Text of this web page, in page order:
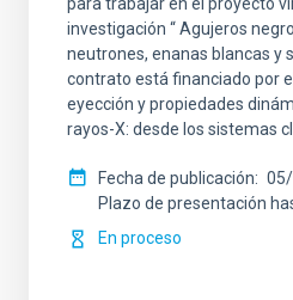
investigación “ Agujeros
neutrones, enanas blancas y
contrato está financiado por
eyección y propiedades
rayos-X: desde los sistemas
Fecha de publicación
Plazo de presentación
En proceso